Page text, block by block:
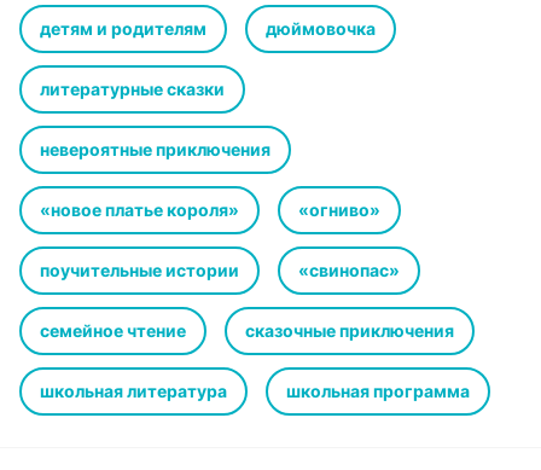
или наслаждаться описаниями пиров, лесов и дворцов.
Сказки Оскара Уайльда написаны очень давно, но живут
до сих пор и продолжают радовать читателей во всем
мире.
детям и родителям дюймовочка
литературные сказки
невероятные приключения
«новое платье короля» «огниво»
поучительные истории «свинопас»
семейное чтение сказочные приключения
школьная литература школьная программа